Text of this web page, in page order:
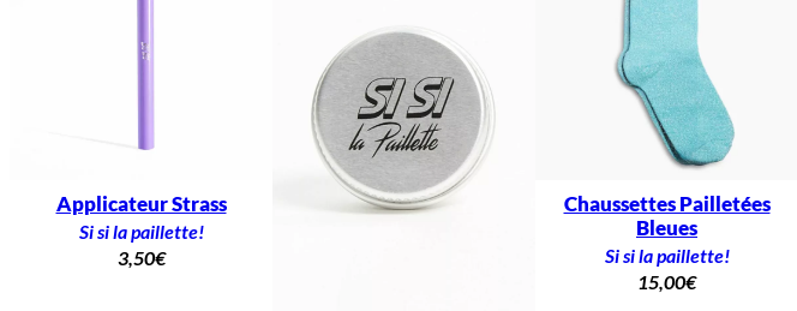
Applicateur Strass
Si si la paillette!
3,50€
Chaussettes Pailletées
Bleues
Si si la paillette!
15,00€